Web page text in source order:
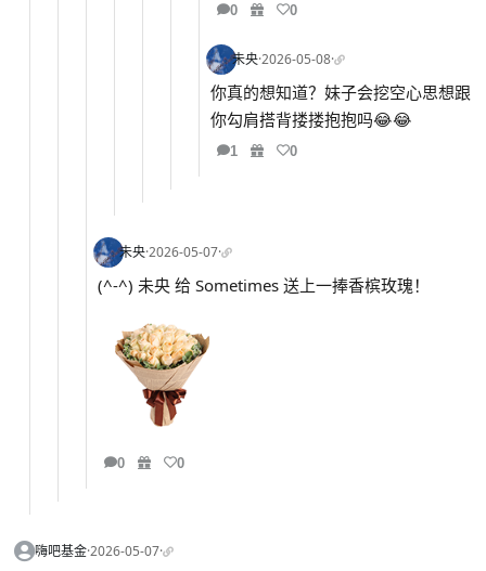
0 0
未央·2026-05-08·
你真的想知道？妹子会挖空心思想跟
你勾肩搭背搂搂抱抱吗😂😂
1 0
未央·2026-05-07·
(^-^) 未央 给 Sometimes 送上一捧香槟玫瑰！
0 0
嗨吧基金·2026-05-07·